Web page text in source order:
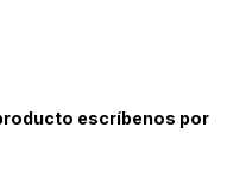
escríbenos por